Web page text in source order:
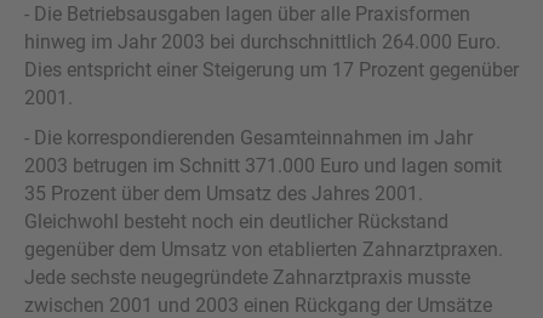
- Die Betriebsausgaben lagen über alle Praxisformen
hinweg im Jahr 2003 bei durchschnittlich 264.000 Euro.
Dies entspricht einer Steigerung um 17 Prozent gegenüber
2001.
- Die korrespondierenden Gesamteinnahmen im Jahr
2003 betrugen im Schnitt 371.000 Euro und lagen somit
35 Prozent über dem Umsatz des Jahres 2001.
Gleichwohl besteht noch ein deutlicher Rückstand
gegenüber dem Umsatz von etablierten Zahnarztpraxen.
Jede sechste neugegründete Zahnarztpraxis musste
zwischen 2001 und 2003 einen Rückgang der Umsätze